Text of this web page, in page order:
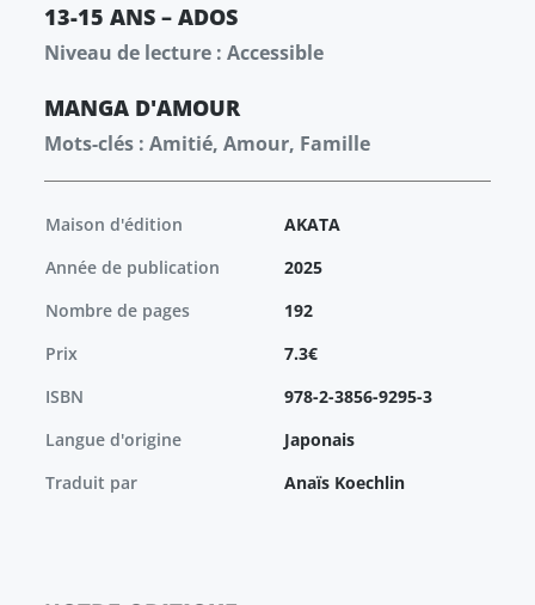
13-15 ANS – ADOS
Niveau de lecture : Accessible
MANGA D'AMOUR
Mots-clés : Amitié, Amour, Famille
Maison d'édition
AKATA
Année de publication
2025
Nombre de pages
192
Prix
7.3€
ISBN
978-2-3856-9295-3
Langue d'origine
Japonais
Traduit par
Anaïs Koechlin